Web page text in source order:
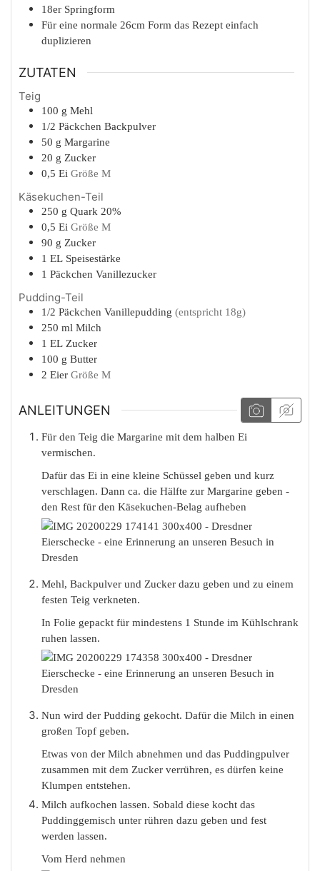
18er Springform
Für eine normale 26cm Form das Rezept einfach
duplizieren
ZUTATEN
Teig
100 g Mehl
1/2 Päckchen Backpulver
50 g Margarine
20 g Zucker
0,5 Ei Größe M
Käsekuchen-Teil
250 g Quark 20%
0,5 Ei Größe M
90 g Zucker
1 EL Speisestärke
1 Päckchen Vanillezucker
Pudding-Teil
1/2 Päckchen Vanillepudding (entspricht 18g)
250 ml Milch
1 EL Zucker
100 g Butter
2 Eier Größe M
ANLEITUNGEN
Für den Teig die Margarine mit dem halben Ei
vermischen.
Dafür das Ei in eine kleine Schüssel geben und kurz
verschlagen. Dann ca. die Hälfte zur Margarine geben -
den Rest für den Käsekuchen-Belag aufheben
Mehl, Backpulver und Zucker dazu geben und zu einem
festen Teig verkneten.
In Folie gepackt für mindestens 1 Stunde im Kühlschrank
ruhen lassen.
Nun wird der Pudding gekocht. Dafür die Milch in einen
großen Topf geben.
Etwas von der Milch abnehmen und das Puddingpulver
zusammen mit dem Zucker verrühren, es dürfen keine
Klumpen entstehen.
Milch aufkochen lassen. Sobald diese kocht das
Puddinggemisch unter rühren dazu geben und fest
werden lassen.
Vom Herd nehmen